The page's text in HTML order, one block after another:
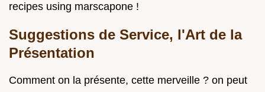
recipes using marscapone !
Suggestions de Service, l'Art de la
Présentation
Comment on la présente, cette merveille ? on peut